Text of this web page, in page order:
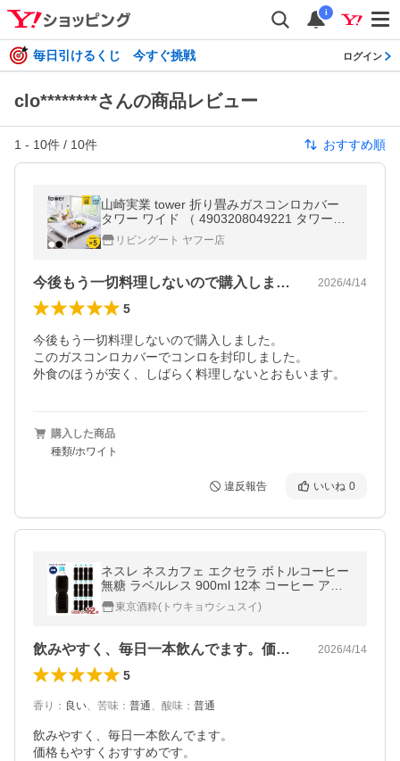
i
毎日引けるくじ 今すぐ挑戦 ログイン
clo********さんの商品レビュー
1 - 10件 / 10件 おすすめ順
山崎実業 tower 折り畳みガスコンロカバー
タワー ワイド （ 4903208049221 タワーシ
リーズ ガスコンロカバー スチール製 折り畳
み コンロ用カバー ）
リビングート ヤフー店
今後もう一切料理しないので購入しました… 2026/4/14
5
今後もう一切料理しないので購入しました。
このガスコンロカバーでコンロを封印しました。
外食のほうが安く、しばらく料理しないとおもいます。
購入した商品
種類/ホワイト
違反報告 いいね 0
ネスレ ネスカフェ エクセラ ボトルコーヒー
無糖 ラベルレス 900ml 12本 コーヒー アイ
ス ペットボトル 送料無料
東京酒粋(トウキョウシュスイ)
飲みやすく、毎日一本飲んでます。価格も… 2026/4/14
5
香り ： 良い、 苦味 ： 普通、 酸味 ： 普通
飲みやすく、毎日一本飲んでます。
価格もやすくおすすめです。